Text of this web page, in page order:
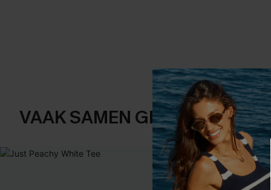
VAAK SAMEN GEKOCHT